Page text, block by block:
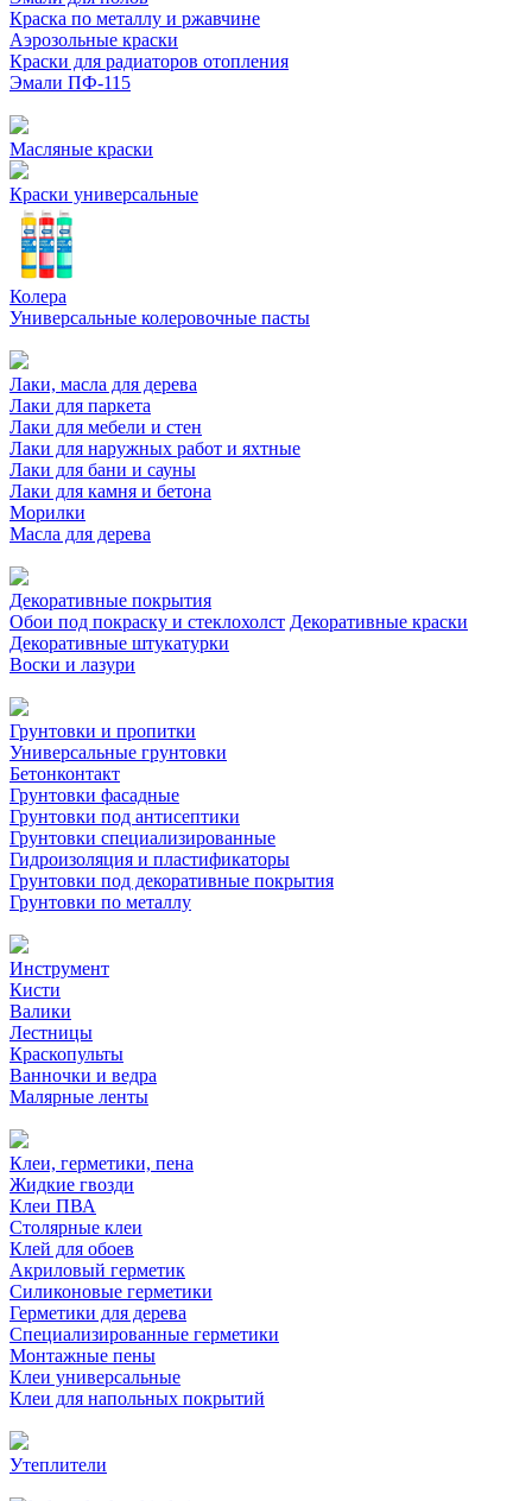
Краска по металлу и ржавчине
Аэрозольные краски
Краски для радиаторов отопления
Эмали ПФ-115
Масляные краски
Краски универсальные
Колера
Универсальные колеровочные пасты
Лаки, масла для дерева
Лаки для паркета
Лаки для мебели и стен
Лаки для наружных работ и яхтные
Лаки для бани и сауны
Лаки для камня и бетона
Морилки
Масла для дерева
Декоративные покрытия
Обои под покраску и стеклохолст Декоративные краски
Декоративные штукатурки
Воски и лазури
Грунтовки и пропитки
Универсальные грунтовки
Бетонконтакт
Грунтовки фасадные
Грунтовки под антисептики
Грунтовки специализированные
Гидроизоляция и пластификаторы
Грунтовки под декоративные покрытия
Грунтовки по металлу
Инструмент
Кисти
Валики
Лестницы
Краскопульты
Ванночки и ведра
Малярные ленты
Клеи, герметики, пена
Жидкие гвозди
Клеи ПВА
Столярные клеи
Клей для обоев
Акриловый герметик
Силиконовые герметики
Герметики для дерева
Специализированные герметики
Монтажные пены
Клеи универсальные
Клеи для напольных покрытий
Утеплители